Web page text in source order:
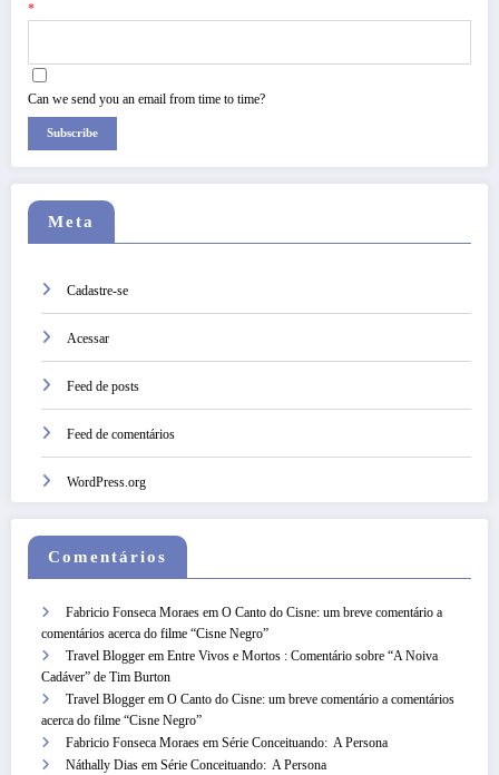
*
Can we send you an email from time to time?
Subscribe
Meta
Cadastre-se
Acessar
Feed de posts
Feed de comentários
WordPress.org
Comentários
Fabricio Fonseca Moraes em O Canto do Cisne: um breve comentário a
comentários acerca do filme “Cisne Negro”
Travel Blogger em Entre Vivos e Mortos : Comentário sobre “A Noiva
Cadáver” de Tim Burton
Travel Blogger em O Canto do Cisne: um breve comentário a comentários
acerca do filme “Cisne Negro”
Fabricio Fonseca Moraes em Série Conceituando: A Persona
Náthally Dias em Série Conceituando: A Persona